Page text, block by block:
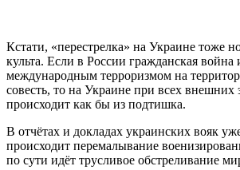
Кстати, «перестрелка» на Украине тоже
культа. Если в России гражданская война
международным терроризмом на
совесть, то на Украине при всех внешних
происходит как бы из подтишка.
В отчётах и докладах украинских вояк
происходит перемалывание
по сути идёт трусливое обстреливание